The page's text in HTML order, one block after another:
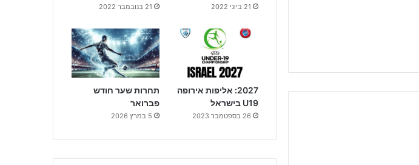
21 ביוני 2022 21 בנובמבר 2022
2027: אליפות אירופה
U19 בישראל
26 בספטמבר 2023
תחרות שער חודש
פברואר
5 במרץ 2026